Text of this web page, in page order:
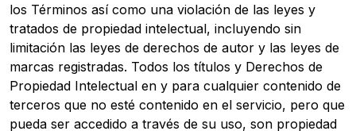
los Términos así como una violación de las leyes y
tratados de propiedad intelectual, incluyendo sin
limitación las leyes de derechos de autor y las leyes de
marcas registradas. Todos los títulos y Derechos de
Propiedad Intelectual en y para cualquier contenido de
terceros que no esté contenido en el servicio, pero que
pueda ser accedido a través de su uso, son propiedad